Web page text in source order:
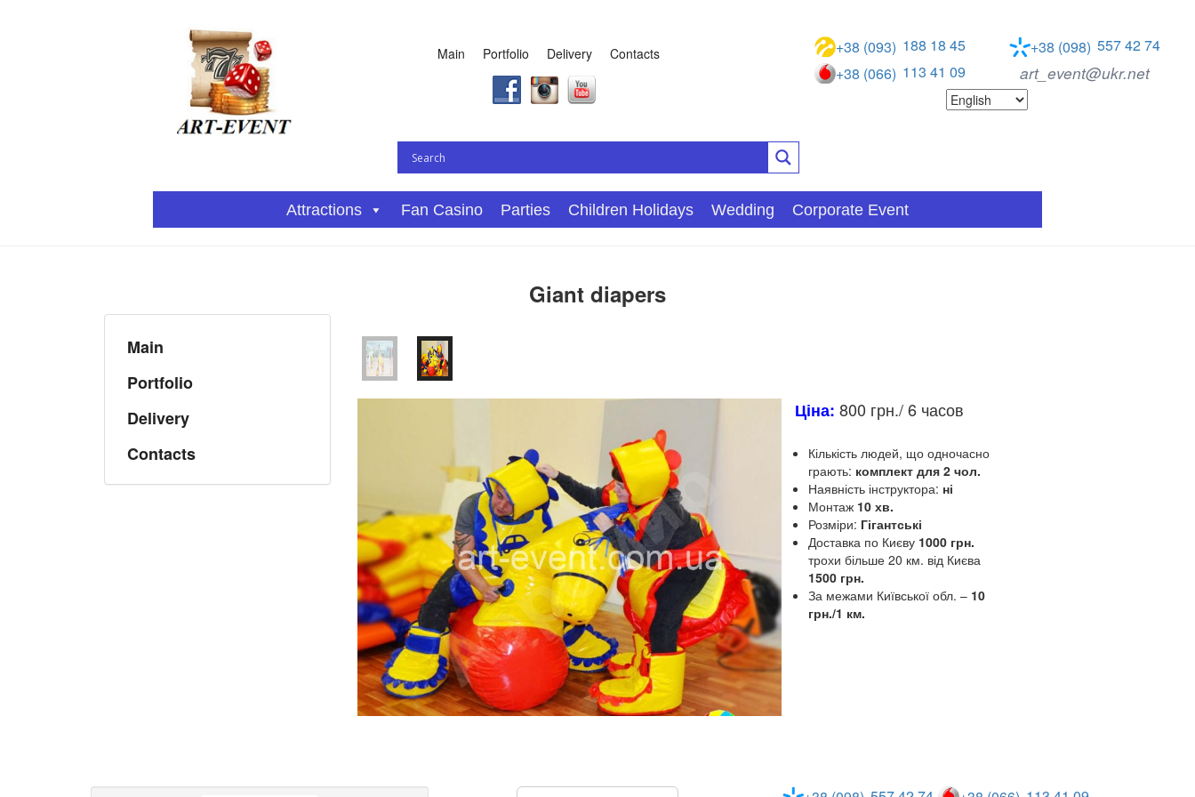
Main Portfolio Delivery Contacts +38 (093) 188 18 45 +38 (098) 557 42 74
+38 (066) 113 41 09 art_event@ukr.net
Attractions Fan Casino Parties Children Holidays Wedding Corporate Event
Giant diapers
Main
Portfolio
Delivery
Contacts
Ціна: 800 грн./ 6 часов
Кількість людей, що одночасно
грають: комплект для 2 чол.
Наявність інструктора: ні
Монтаж 10 хв.
Розміри: Гігантські
Доставка по Києву 1000 грн.
трохи більше 20 км. від Києва
1500 грн.
За межами Київської обл. – 10
грн./1 км.